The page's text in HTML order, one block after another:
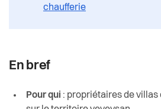
Religions
S’installer à Vevey
chaufferie
En bref
Pour qui : propriétaires de